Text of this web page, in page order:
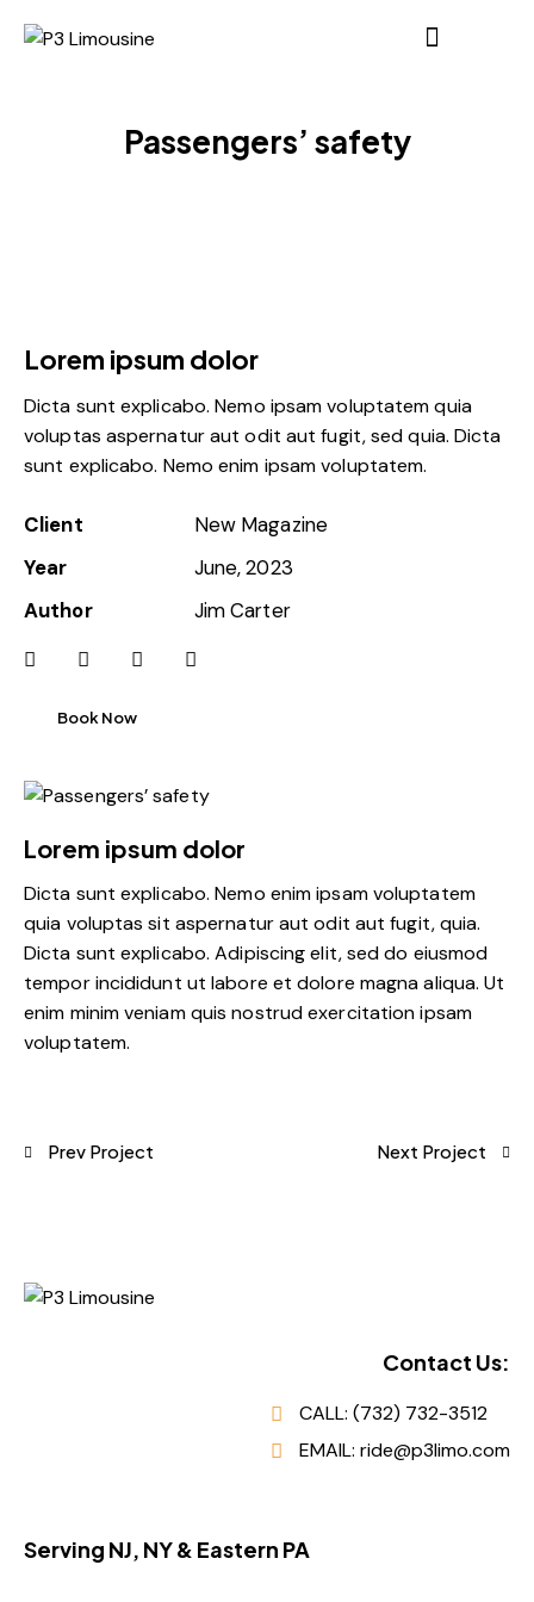
Passengers’ safety
Lorem ipsum dolor
Dicta sunt explicabo. Nemo enim ipsam voluptatem
quia voluptas sit aspernatur aut odit aut fugit, quia.
Dicta sunt explicabo. Adipiscing elit, sed do eiusmod
tempor incididunt ut labore et dolore magna aliqua. Ut
enim minim veniam quis nostrud exercitation ipsam
voluptatem.
Lorem ipsum dolor
Dicta sunt explicabo. Nemo ipsam voluptatem quia
voluptas aspernatur aut odit aut fugit, sed quia. Dicta
sunt explicabo. Nemo enim ipsam voluptatem.
Client
New Magazine
Year
June, 2023
Author
Jim Carter
Book Now
Prev Project Next Project
Contact Us:
CALL: (732) 732-3512
EMAIL: ride@p3limo.com
Serving NJ, NY & Eastern PA